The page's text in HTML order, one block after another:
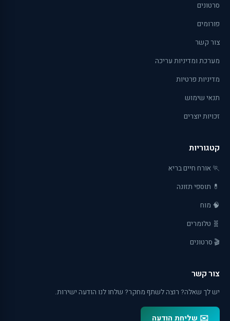
סרטונים
פורומים
צור קשר
מערכת ומדיניות עריכה
מדיניות פרטיות
תנאי שימוש
זכויות יוצרים
קטגוריות
🏃 אורח חיים בריא
💊 תוספי תזונה
🧠 מוח
🧬 טלומרים
🎬 סרטונים
צור קשר
יש לך שאלה? רוצה לשתף מחקר? שלחו לנו הודעה ישירות.
✉️ שליחת הודעה